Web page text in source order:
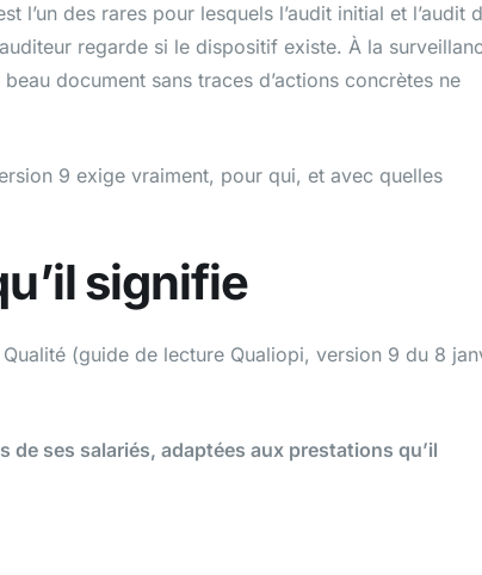
l’un des rares pour lesquels l’audit initial et l’audit
regarde si le dispositif existe. À la
document sans traces d’actions concrètes ne
9 exige vraiment, pour qui, et avec quelles
signifie
(guide de lecture Qualiopi, version 9 du 8
ses salariés, adaptées aux prestations qu’il